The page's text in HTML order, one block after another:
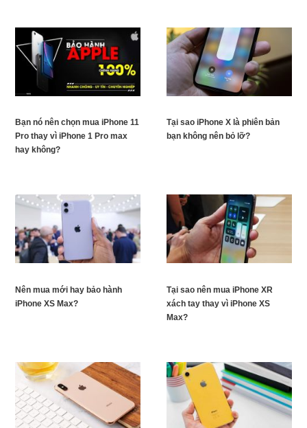
Bạn nó nên chọn mua iPhone 11
Pro thay vì iPhone 1 Pro max
hay không?
Tại sao iPhone X là phiên bản
bạn không nên bỏ lỡ?
Nên mua mới hay bảo hành
iPhone XS Max?
Tại sao nên mua iPhone XR
xách tay thay vì iPhone XS
Max?